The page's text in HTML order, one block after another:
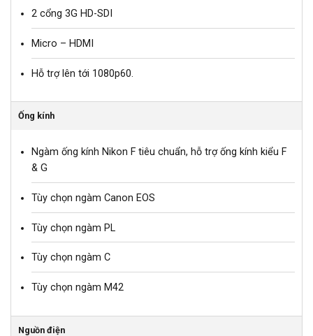
2 cổng 3G HD-SDI
Micro – HDMI
Hỗ trợ lên tới 1080p60.
Ống kính
Ngàm ống kính Nikon F tiêu chuẩn, hỗ trợ ống kính kiểu F
& G
Tùy chọn ngàm Canon EOS
Tùy chọn ngàm PL
Tùy chọn ngàm C
Tùy chọn ngàm M42
Nguồn điện